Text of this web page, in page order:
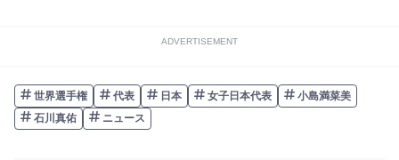
ADVERTISEMENT
世界選手権 代表 日本 女子日本代表
小島満菜美
石川真佑
ニュース